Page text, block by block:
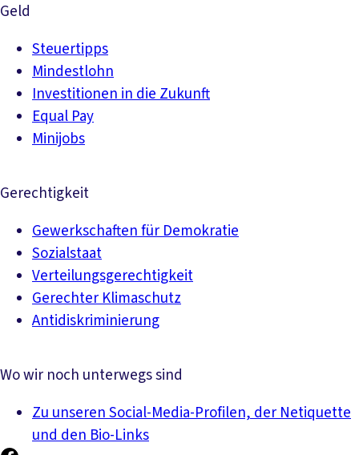
Geld
Steuertipps
Mindestlohn
Investitionen in die Zukunft
Equal Pay
Minijobs
Gerechtigkeit
Gewerkschaften für Demokratie
Sozialstaat
Verteilungsgerechtigkeit
Gerechter Klimaschutz
Antidiskriminierung
Wo wir noch unterwegs sind
Zu unseren Social-Media-Profilen, der Netiquette
und den Bio-Links